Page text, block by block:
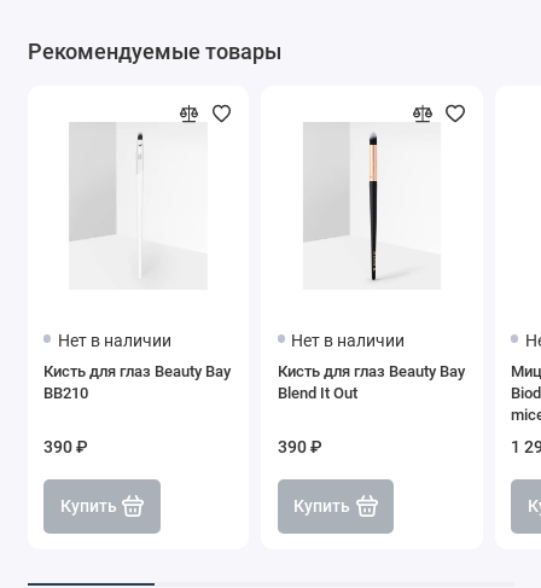
Рекомендуемые товары
Нет в наличии
Кисть для глаз Beauty Bay
BB210
390 ₽
Купить
Нет в наличии
Кисть для глаз Beauty Bay
Blend It Out
390 ₽
Купить
1